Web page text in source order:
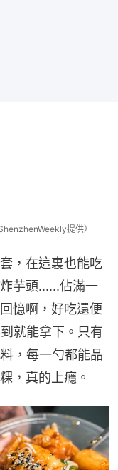
提供）
，在這裏也能吃
芋頭......佔滿一
憶啊，好吃還便
就能拿下。只有
，每一勺都能品
，真的上癮。